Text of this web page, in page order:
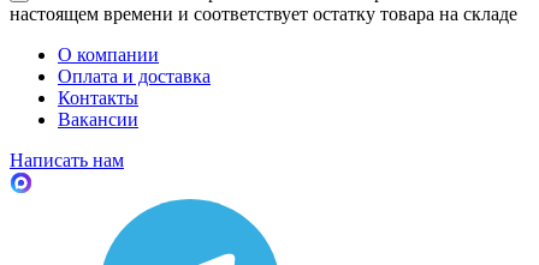
настоящем времени и соответствует остатку товара на складе
О компании
Оплата и доставка
Контакты
Вакансии
Написать нам